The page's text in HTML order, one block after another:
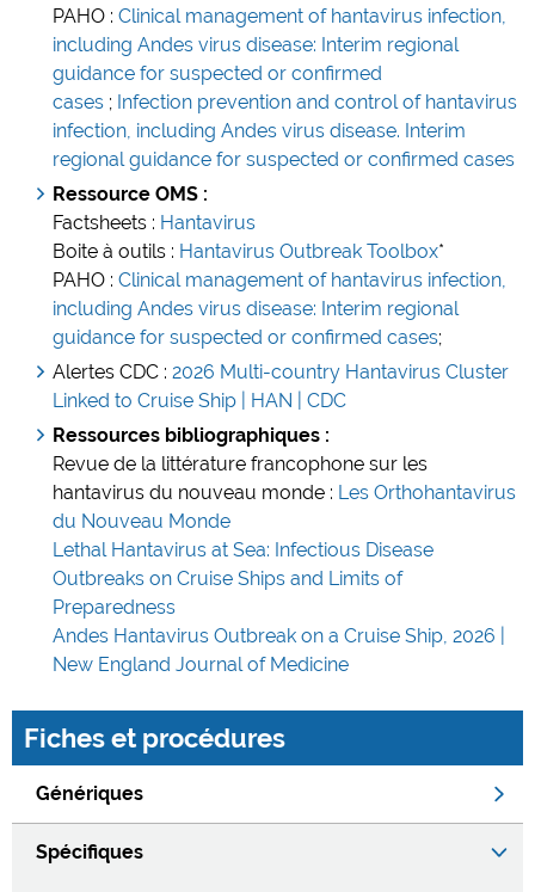
PAHO : Clinical management of hantavirus infection,
including Andes virus disease: Interim regional
guidance for suspected or confirmed
cases ; Infection prevention and control of hantavirus
infection, including Andes virus disease. Interim
regional guidance for suspected or confirmed cases
Ressource OMS :
Factsheets : Hantavirus
Boite à outils : Hantavirus Outbreak Toolbox*
PAHO : Clinical management of hantavirus infection,
including Andes virus disease: Interim regional
guidance for suspected or confirmed cases;
Alertes CDC : 2026 Multi-country Hantavirus Cluster
Linked to Cruise Ship | HAN | CDC
Ressources bibliographiques :
Revue de la littérature francophone sur les
hantavirus du nouveau monde : Les Orthohantavirus
du Nouveau Monde
Lethal Hantavirus at Sea: Infectious Disease
Outbreaks on Cruise Ships and Limits of
Preparedness
Andes Hantavirus Outbreak on a Cruise Ship, 2026 |
New England Journal of Medicine
Fiches et procédures
Génériques
Spécifiques